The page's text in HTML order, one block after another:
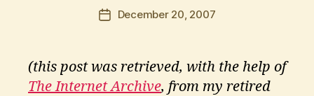
Post
author
o
ri
ti
PostDecember 20, 2007
(this post was retrieved, with the help of
The Internet Archive, from my retired